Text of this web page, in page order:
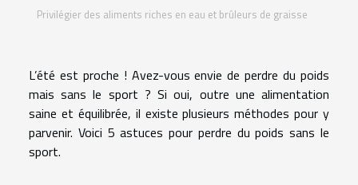
Privilégier des aliments riches en eau et brûleurs de graisse
L’été est proche ! Avez-vous envie de perdre du poids
mais sans le sport ? Si oui, outre une alimentation
saine et équilibrée, il existe plusieurs méthodes pour y
parvenir. Voici 5 astuces pour perdre du poids sans le
sport.